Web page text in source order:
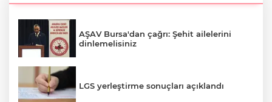
AŞAV Bursa'dan çağrı: Şehit ailelerini
dinlemelisiniz
LGS yerleştirme sonuçları açıklandı